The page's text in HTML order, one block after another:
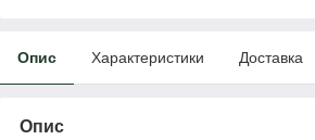
Опис Характеристики Доставка
Опис